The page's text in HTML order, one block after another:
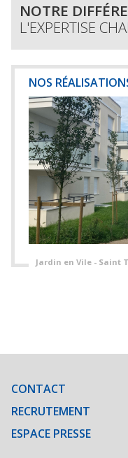
NOTRE
L'EXPERTISE
NOS
Jardin en Vile - Saint
CONTACT
RECRUTEMENT
ESPACE PRESSE